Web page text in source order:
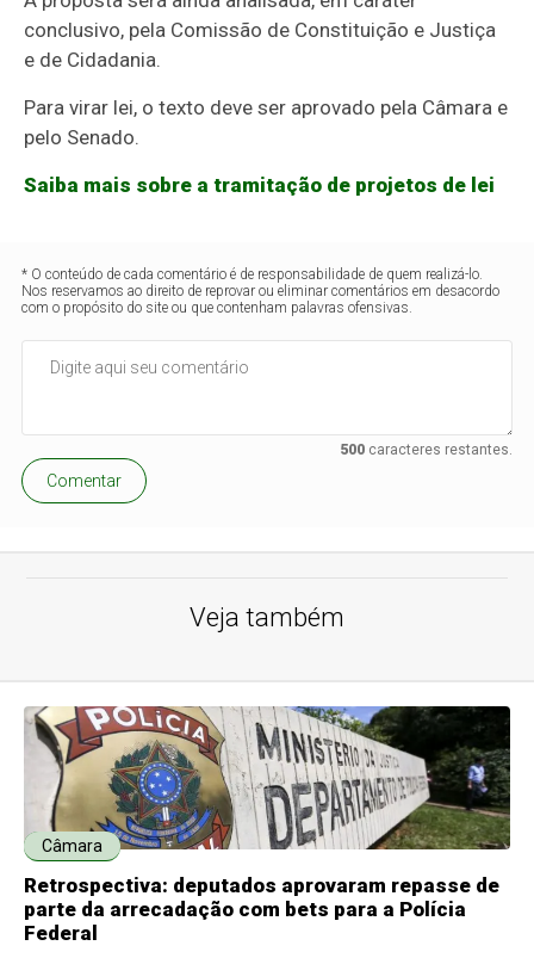
conclusivo, pela Comissão de Constituição e Justiça
e de Cidadania.
Para virar lei, o texto deve ser aprovado pela Câmara e
pelo Senado.
Saiba mais sobre a tramitação de projetos de lei
* O conteúdo de cada comentário é de responsabilidade de quem realizá-lo.
Nos reservamos ao direito de reprovar ou eliminar comentários em desacordo
com o propósito do site ou que contenham palavras ofensivas.
500caracteres restantes.
Comentar
Veja também
Câmara
Retrospectiva: deputados aprovaram repasse de
parte da arrecadação com bets para a Polícia
Federal